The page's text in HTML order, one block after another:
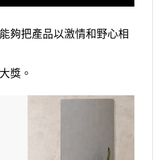
夠把產品以激情和野心相
獎。